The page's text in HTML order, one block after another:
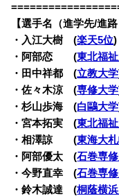
【選手名（進学先/進路
・ 入江大樹 (楽天5位)
・阿部恋 (東北福
・田中祥都 (立教大学
・佐々木涼 (専修大学
・杉山歩海 (白鷗大学
・宮本拓実 (東北福
・相澤諒 (東海大
・阿部優太 (石巻専
・今野直幸 (石巻専
・鈴木誠達 (桐蔭横